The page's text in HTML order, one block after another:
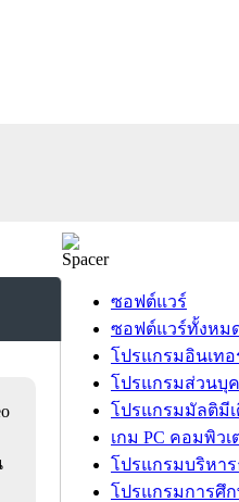
ซอฟต์แวร์
ซอฟต์แวร์ทั้งหม
โปรแกรมอินเทอ
โปรแกรมส่วนบุ
โปรแกรมมัลติมีเ
เกม PC คอมพิวเ
โปรแกรมบริหา
โปรแกรมการศึ